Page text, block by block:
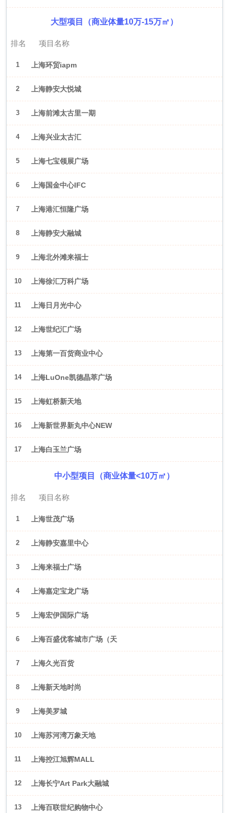
大型项目（商业体量10万-15万㎡）
排名 项目名称
1 上海环贸iapm
2 上海静安大悦城
3 上海前滩太古里一期
4 上海兴业太古汇
5 上海七宝领展广场
6 上海国金中心IFC
7 上海港汇恒隆广场
8 上海静安大融城
9 上海北外滩来福士
10 上海徐汇万科广场
11 上海日月光中心
12 上海世纪汇广场
13 上海第一百货商业中心
14 上海LuOne凯德晶萃广场
15 上海虹桥新天地
16 上海新世界新丸中心NEW
ONE
17 上海白玉兰广场
中小型项目（商业体量<10万㎡）
排名 项目名称
1 上海世茂广场
2 上海静安嘉里中心
3 上海来福士广场
4 上海嘉定宝龙广场
5 上海宏伊国际广场
6 上海百盛优客城市广场（天
山店）
7 上海久光百货
8 上海新天地时尚
9 上海美罗城
10 上海苏河湾万象天地
11 上海控江旭辉MALL
12 上海长宁Art Park大融城
13 上海百联世纪购物中心